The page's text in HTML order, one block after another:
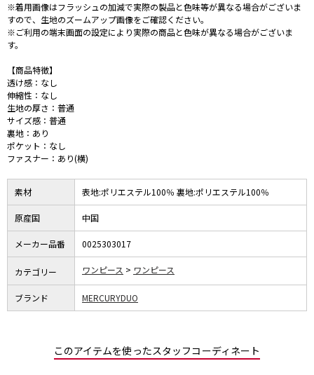
※着用画像はフラッシュの加減で実際の製品と色味等が異なる場合がございま
すので、生地のズームアップ画像をご確認ください。
※ご利用の端末画面の設定により実際の商品と色味が異なる場合がございま
す。
【商品特徴】
透け感：なし
伸縮性：なし
生地の厚さ：普通
サイズ感：普通
裏地：あり
ポケット：なし
ファスナー：あり(横)
素材 表地:ポリエステル100％ 裏地:ポリエステル100％
原産国 中国
メーカー品番 0025303017
カテゴリー ワンピース ワンピース
ブランド MERCURYDUO
このアイテムを使ったスタッフコーディネート